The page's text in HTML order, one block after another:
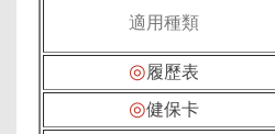
適用種類
◎履歷表
◎健保卡